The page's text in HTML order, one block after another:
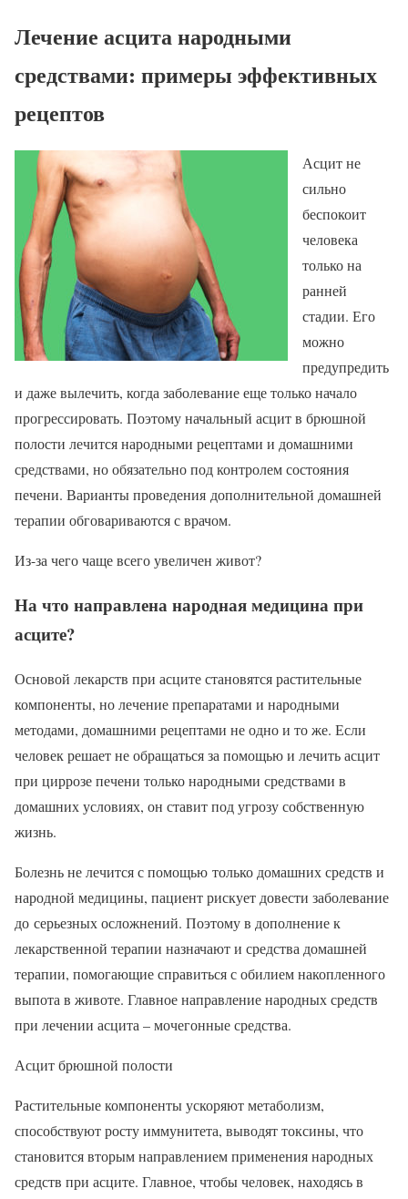
Лечение асцита народными
средствами: примеры эффективных
рецептов
Асцит не
сильно
беспокоит
человека
только на
ранней
стадии. Его
можно
предупредить
и даже вылечить, когда заболевание еще только начало
прогрессировать. Поэтому начальный асцит в брюшной
полости лечится народными рецептами и домашними
средствами, но обязательно под контролем состояния
печени. Варианты проведения дополнительной домашней
терапии обговариваются с врачом.
Из-за чего чаще всего увеличен живот?
На что направлена народная медицина при
асците?
Основой лекарств при асците становятся растительные
компоненты, но лечение препаратами и народными
методами, домашними рецептами не одно и то же. Если
человек решает не обращаться за помощью и лечить асцит
при циррозе печени только народными средствами в
домашних условиях, он ставит под угрозу собственную
жизнь.
Болезнь не лечится с помощью только домашних средств и
народной медицины, пациент рискует довести заболевание
до серьезных осложнений. Поэтому в дополнение к
лекарственной терапии назначают и средства домашней
терапии, помогающие справиться с обилием накопленного
выпота в животе. Главное направление народных средств
при лечении асцита – мочегонные средства.
Асцит брюшной полости
Растительные компоненты ускоряют метаболизм,
способствуют росту иммунитета, выводят токсины, что
становится вторым направлением применения народных
средств при асците. Главное, чтобы человек, находясь в